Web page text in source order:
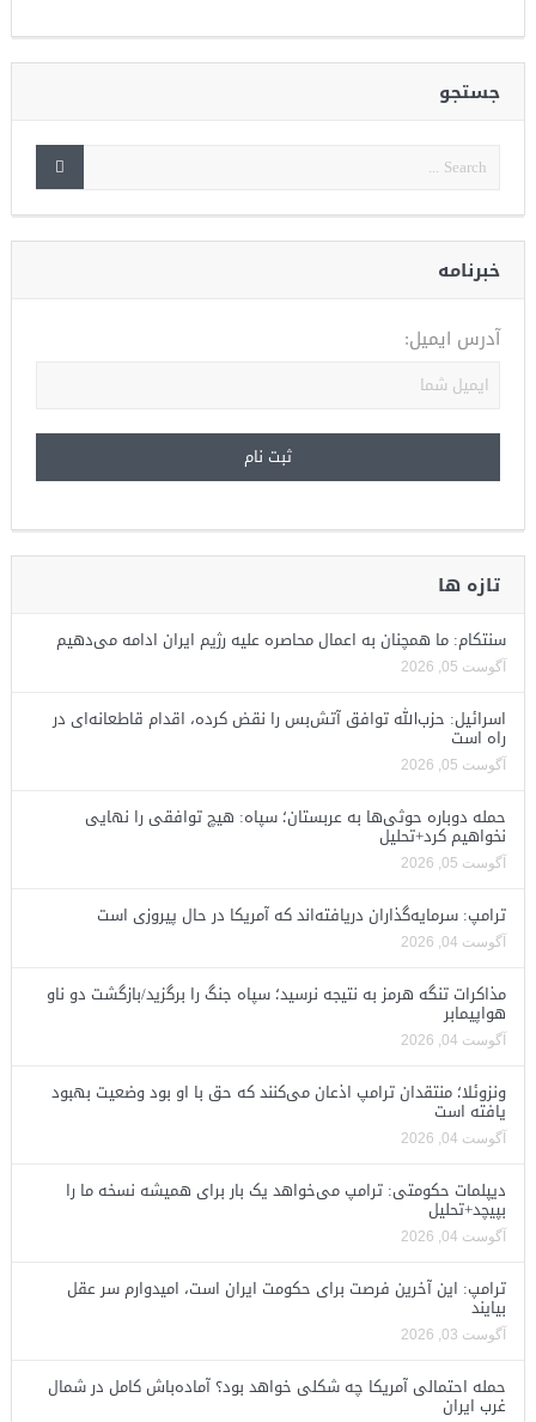
جستجو
خبرنامه
آدرس ایمیل:
تازه ها
سنتکام: ما همچنان به اعمال محاصره علیه رژیم ایران ادامه می‌دهیم
آگوست 05, 2026
اسرائیل: حزب‌الله توافق آتش‌بس را نقض کرده، اقدام قاطعانه‌ای در
راه است
آگوست 05, 2026
حمله دوباره حوثی‌ها به عربستان؛ سپاه: هیچ توافقی را نهایی
نخواهیم کرد+تحلیل
آگوست 05, 2026
ترامپ: سرمایه‌گذاران دریافته‌اند که آمریکا در حال پیروزی است
آگوست 04, 2026
مذاکرات تنگه هرمز به نتیجه نرسید؛ سپاه جنگ را برگزید/بازگشت دو ناو
هواپیمابر
آگوست 04, 2026
ونزوئلا؛ منتقدان ترامپ اذعان می‌کنند که حق با او بود وضعیت بهبود
یافته است
آگوست 04, 2026
دیپلمات حکومتی: ترامپ می‌خواهد یک بار برای همیشه نسخه ما را
بپیچد+تحلیل
آگوست 04, 2026
ترامپ: این آخرین فرصت برای حکومت ایران است، امیدوارم سر عقل
بیایند
آگوست 03, 2026
حمله احتمالی آمریکا چه شکلی خواهد بود؟ آماده‌باش کامل در شمال
غرب ایران